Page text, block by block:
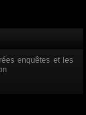
enquêtes et les